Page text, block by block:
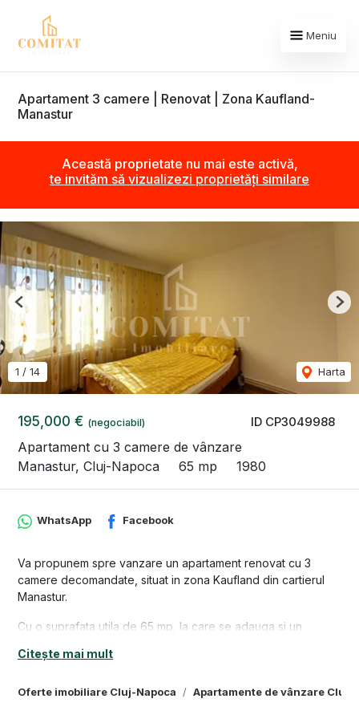
Meniu
Apartament 3 camere | Renovat | Zona Kaufland-
Manastur
Această proprietate nu mai este activă,
te invităm să vizualizezi proprietăți similare
ID CP3049988
195,000 € (negociabil)
Apartament cu 3 camere de vânzare
Manastur, Cluj-Napoca
65 mp 1980
1 / 14 Harta
Previous
Oferte imobiliare Cluj-Napoca Apartamente de vânzare Cluj-
WhatsApp Facebook
Va propunem spre vanzare un apartament renovat cu 3
camere decomandate, situat in zona Kaufland din cartierul
Manastur.
Cu o suprafata utila de 65 mp, la care se adauga si un
1 bucatarie inchisa, 1 debara, 1 hol, 1 balcon.
instalatii electrice si sanitare si se vinde conform pozelor.
Citește mai mult